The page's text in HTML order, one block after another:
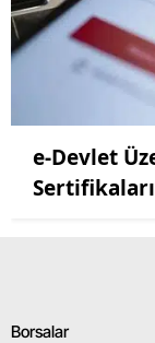
e-Devlet
Borsalar